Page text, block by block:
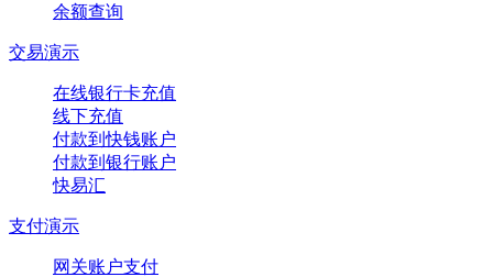
余额查询
交易演示
在线银行卡充值
线下充值
付款到快钱账户
付款到银行账户
快易汇
支付演示
网关账户支付